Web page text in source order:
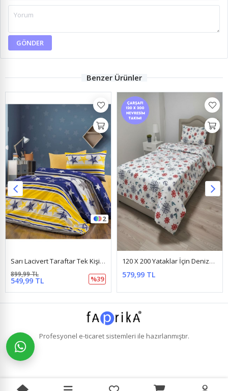
GÖNDER
Benzer Ürünler
2
Sarı Lacivert Taraftar Tek Kişilik Nevresim Takımı ( Çarşaf Lastikli ) Sarı Lacivert
549,99 TL
899,99 TL
%39
120 X 200 Yataklar İçin Denizci Desenli Nevresim Takımı Denizci
579,99 TL
Profesyonel e-ticaretsistemleri ile hazırlanmıştır.